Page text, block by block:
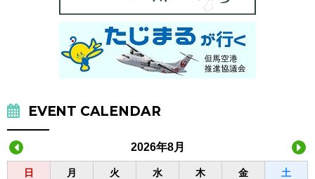
EVENT CALENDAR
2026年8月
日 月 火 水 木 金 土